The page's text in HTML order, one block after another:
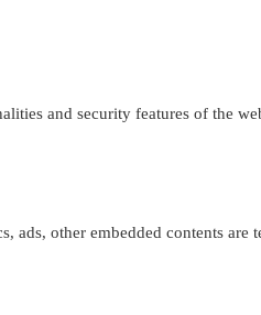
and security features of the
other embedded contents are